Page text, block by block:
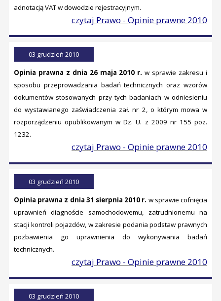
adnotacją VAT w dowodzie rejestracyjnym.
czytaj Prawo - Opinie prawne 2010
03 grudzień 2010
Opinia prawna z dnia 26 maja 2010 r. w sprawie zakresu i
sposobu przeprowadzania badań technicznych oraz wzorów
dokumentów stosowanych przy tych badaniach w odniesieniu
do wystawianego zaświadczenia zał. nr 2, o którym mowa w
rozporządzeniu opublikowanym w Dz. U. z 2009 nr 155 poz.
1232.
czytaj Prawo - Opinie prawne 2010
03 grudzień 2010
Opinia prawna z dnia 31 sierpnia 2010 r. w sprawie cofnięcia
uprawnień diagnoście samochodowemu, zatrudnionemu na
stacji kontroli pojazdów, w zakresie podania podstaw prawnych
pozbawienia go uprawnienia do wykonywania badań
technicznych.
czytaj Prawo - Opinie prawne 2010
03 grudzień 2010